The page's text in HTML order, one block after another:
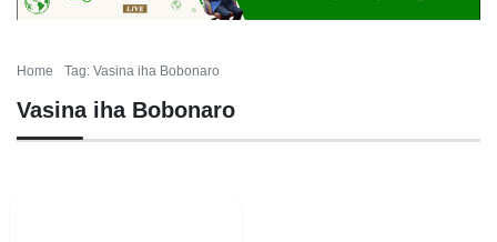
Home Tag: Vasina iha Bobonaro
Vasina iha Bobonaro